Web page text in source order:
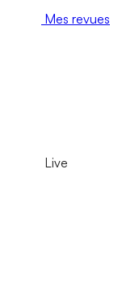
Mes revues
Live